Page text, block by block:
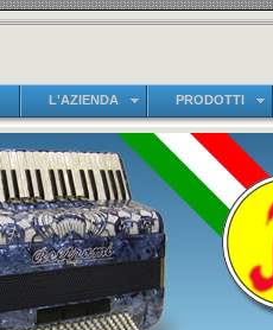
L'AZIENDA PRODOTTI